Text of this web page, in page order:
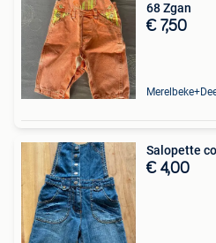
68 Zgan
€ 7,50
Salopette
€ 4,00